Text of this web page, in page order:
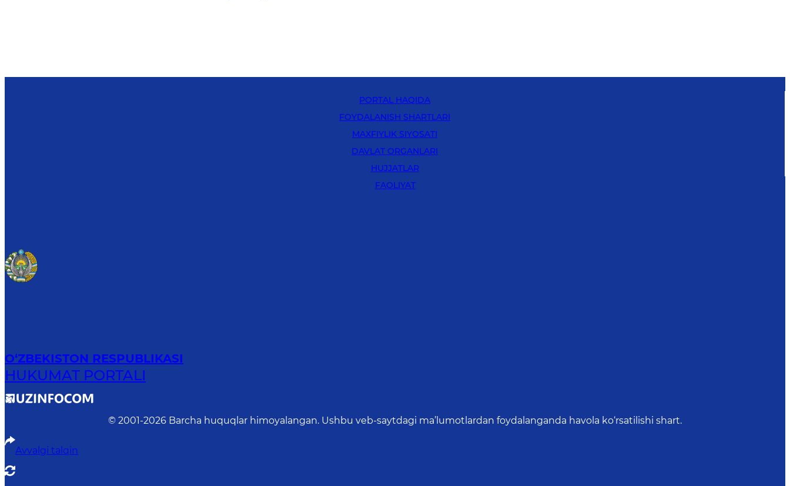
PORTAL HAQIDA
FOYDALANISH SHARTLARI
MAXFIYLIK SIYOSATI
DAVLAT ORGANLARI
HUJJATLAR
FAOLIYAT
O‘ZBEKISTON RESPUBLIKASI
HUKUMAT PORTALI
© 2001-2026 Barcha huquqlar himoyalangan. Ushbu veb-saytdagi ma’lumotlardan foydalanganda havola ko‘rsatilishi shart.
Avvalgi talqin